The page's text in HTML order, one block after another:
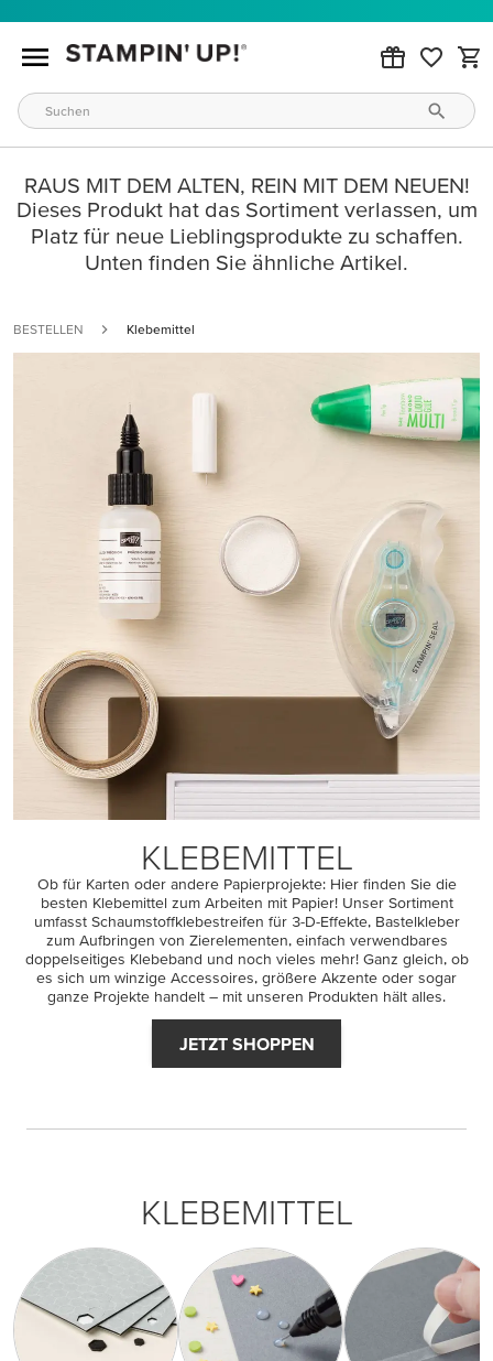
RAUS MIT DEM ALTEN, REIN MIT DEM NEUEN!
Dieses Produkt hat das Sortiment verlassen, um
Platz für neue Lieblingsprodukte zu schaffen.
Unten finden Sie ähnliche Artikel.
BESTELLEN Klebemittel
KLEBEMITTEL
Ob für Karten oder andere Papierprojekte: Hier finden Sie die
besten Klebemittel zum Arbeiten mit Papier! Unser Sortiment
umfasst Schaumstoffklebestreifen für 3-D-Effekte, Bastelkleber
zum Aufbringen von Zierelementen, einfach verwendbares
doppelseitiges Klebeband und noch vieles mehr! Ganz gleich, ob
es sich um winzige Accessoires, größere Akzente oder sogar
ganze Projekte handelt – mit unseren Produkten hält alles.
JETZT SHOPPEN
KLEBEMITTEL